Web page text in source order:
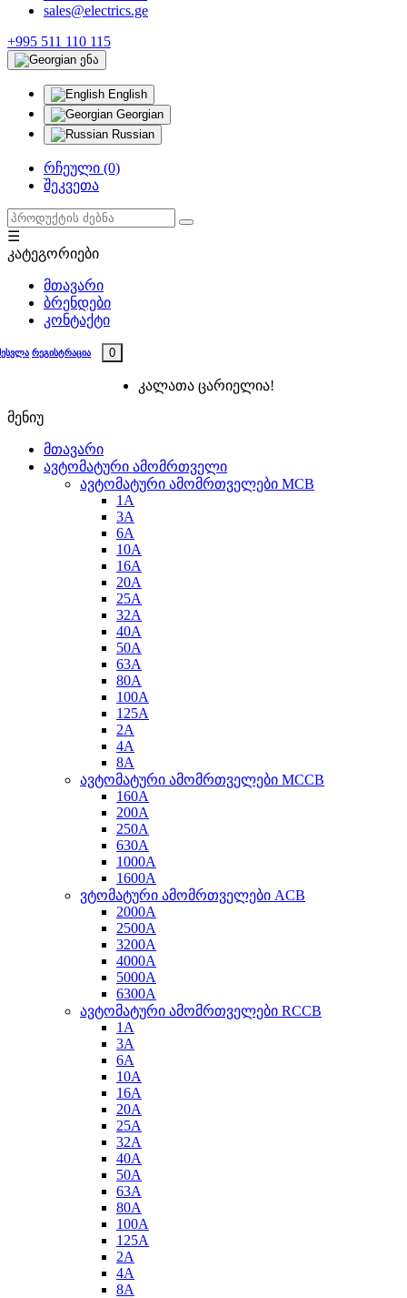
sales@electrics.ge
+995 511 110 115
ენა
English
Georgian
Russian
რჩეული (0)
შეკვეთა
☰
კატეგორიები
მთავარი
ბრენდები
კონტაქტი
რეგისტრაცია 0
კალათა ცარიელია!
მენიუ
მთავარი
ავტომატური ამომრთველი
ავტომატური ამომრთველები MCB
1A
3A
6A
10A
16A
20A
25А
32A
40A
50A
63A
80A
100A
125A
2A
4A
8A
ავტომატური ამომრთველები MCCB
160A
200A
250A
630A
1000A
1600A
ვტომატური ამომრთველები ACB
2000A
2500A
3200A
4000A
5000A
6300A
ავტომატური ამომრთველები RCCB
1A
3A
6A
10A
16A
20A
25A
32A
40A
50A
63A
80A
100A
125A
2A
4A
8A